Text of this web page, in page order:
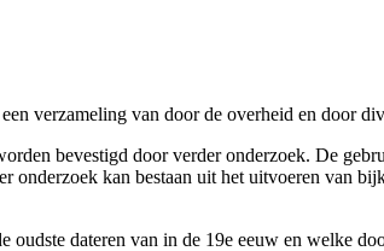
verzameling van door de overheid en door
bevestigd door verder onderzoek. De
onderzoek kan bestaan uit het uitvoeren van
oudste dateren van in de 19e eeuw en welke